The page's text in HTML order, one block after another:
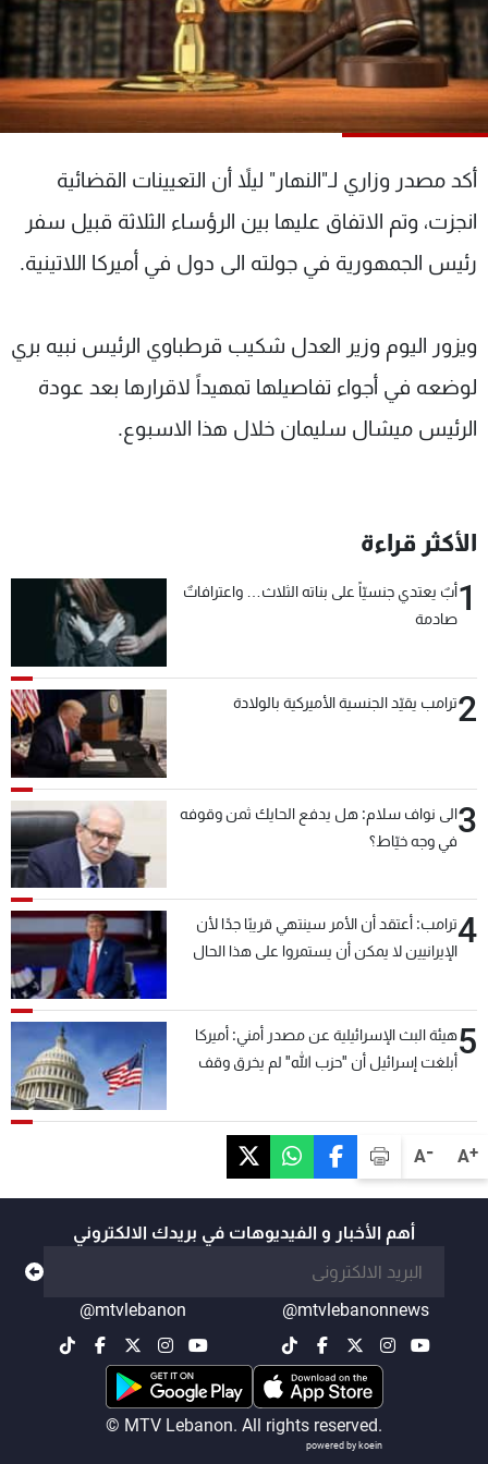
A+
A-
أكد مصدر وزاري لـ"النهار" ليلاً أن التعيينات القضائية
انجزت، وتم الاتفاق عليها بين الرؤساء الثلاثة قبيل سفر
رئيس الجمهورية في جولته الى دول في أميركا اللاتينية.
ويزور اليوم وزير العدل شكيب قرطباوي الرئيس نبيه بري
لوضعه في أجواء تفاصيلها تمهيداً لاقرارها بعد عودة
الرئيس ميشال سليمان خلال هذا الاسبوع.
الأكثر قراءة
1أبٌ يعتدي جنسيّاً على بناته الثلاث… واعترافاتٌ
صادمة
2ترامب يقيّد الجنسية الأميركية بالولادة
3الى نواف سلام: هل يدفع الحايك ثمن وقوفه
في وجه خيّاط؟
4ترامب: أعتقد أن الأمر سينتهي قريبًا جدًا لأن
الإيرانيين لا يمكن أن يستمروا على هذا الحال
5هيئة البث الإسرائيلية عن مصدر أمني: أميركا
أبلغت إسرائيل أن "حزب الله" لم يخرق وقف
أهم الأخبار و الفيديوهات في بريدك الالكتروني
@mtvlebanonnews
@mtvlebanon
© MTV Lebanon. All rights reserved.
powered by koein
شاهد البرامج
الترددات
لاعلاناتكم
وظائف
شروط الإسـتخدام
سياسة الخصوصية